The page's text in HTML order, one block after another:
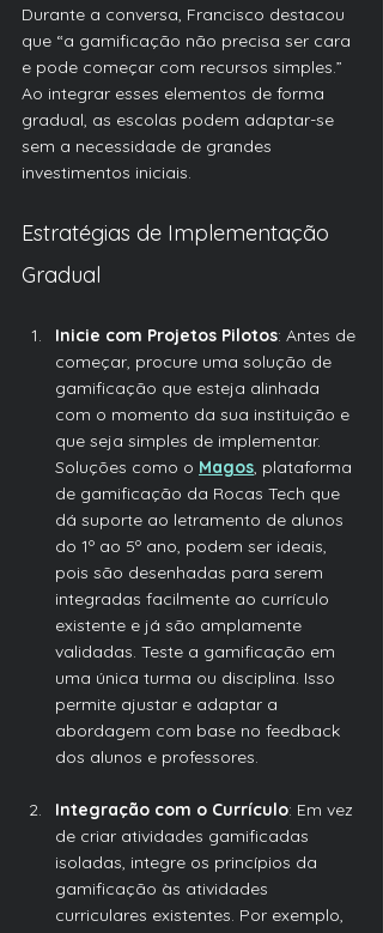
Durante a conversa, Francisco destacou
que “a gamificação não precisa ser cara
e pode começar com recursos simples.”
Ao integrar esses elementos de forma
gradual, as escolas podem adaptar-se
sem a necessidade de grandes
investimentos iniciais.
Estratégias de Implementação
Gradual
Inicie com Projetos Pilotos: Antes de
começar, procure uma solução de
gamificação que esteja alinhada
com o momento da sua instituição e
que seja simples de implementar.
Soluções como o Magos, plataforma
de gamificação da Rocas Tech que
dá suporte ao letramento de alunos
do 1º ao 5º ano, podem ser ideais,
pois são desenhadas para serem
integradas facilmente ao currículo
existente e já são amplamente
validadas. Teste a gamificação em
uma única turma ou disciplina. Isso
permite ajustar e adaptar a
abordagem com base no feedback
dos alunos e professores.
Integração com o Currículo: Em vez
de criar atividades gamificadas
isoladas, integre os princípios da
gamificação às atividades
curriculares existentes. Por exemplo,